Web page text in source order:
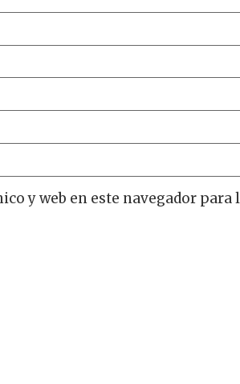
y web en este navegador para